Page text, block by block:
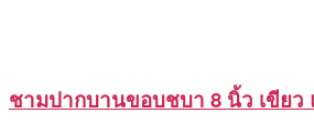
ชามปากบานขอบชบา 8 นิ้ว เขียว